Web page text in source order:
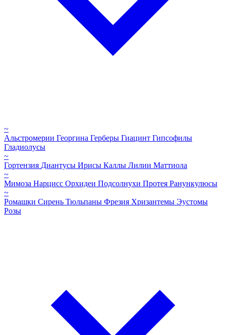
~
Альстромерии Георгина Герберы Гиацинт Гипсофилы
Гладиолусы
~
Гортензия Диантусы Ирисы Каллы Лилии Маттиола
~
Мимоза Нарцисс Орхидеи Подсолнухи Протея Ранункулюсы
~
Ромашки Сирень Тюльпаны Фрезия Хризантемы Эустомы
Розы